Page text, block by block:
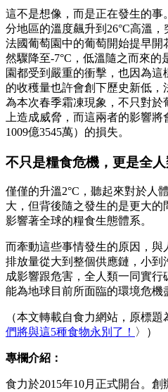
這不是想像，而是正在發生的事
分地區的溫度飆升到26°C高溫
法國葡萄園中的葡萄開始提早開
然驟降至-7°C，低溫隨之而來的
園都受到嚴重的衝擊，也因為
的收穫量也許會創下歷史新低
為本次春季霜凍現象，不只對
上造成威脅，而這兩者的影響
1009億3545萬）的損失。
不只是糧食危機，更是全
僅僅的升溫2°C，聽起來對於人
大，但背後隨之發生的是更大
影響著全球的糧食生態體系。
而牽動這些事情發生的原因，
排放量從大到整個供應鏈，小
成影響跟危害，全人類一同實
能為地球目前所面臨的環境危機
（本文轉載自食力網站，原標題
們將與這5種食物永別了！ 〉）
專欄介紹：
食力於2015年10月正式開台。